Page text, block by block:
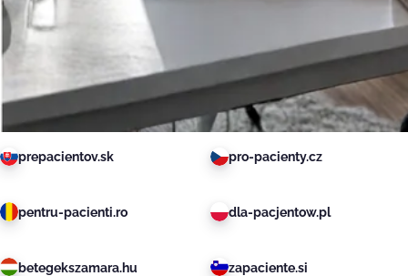
prepacientov.sk pro-pacienty.cz
pentru-pacienti.ro dla-pacjentow.pl
betegekszamara.hu zapaciente.si